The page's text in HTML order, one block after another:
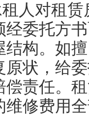
人对租
经委托方
结构。如
原状，给
偿责任。
维修费用